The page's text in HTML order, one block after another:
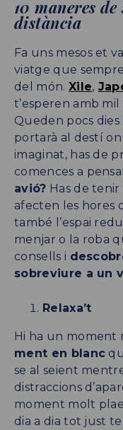
10 maneres
distància
Fa uns mesos et
viatge que
del món. Xile,
t’esperen amb
Queden pocs
portarà al destí on
imaginat, has de
comences a
avió? Has de
afecten les hores
també l’espai
menjar o la roba
consells i
sobreviure a un
Relaxa’t
Hi ha un moment
ment en blanc
se al seient
distraccions
moment molt
dia a dia tot just